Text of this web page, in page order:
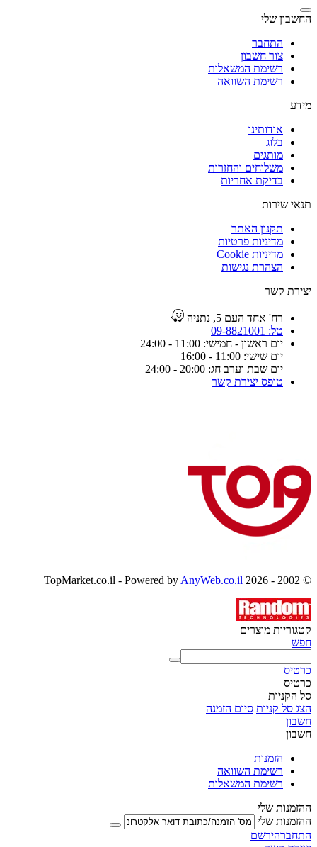
החשבון שלי
התחבר
צור חשבון
רשימת המשאלות
רשימת השוואה
מידע
אודותינו
בלוג
מותגים
משלוחים והחזרות
בדיקת אחריות
תנאי שירות
תקנון האתר
מדיניות פרטיות
מדיניות Cookie
הצהרת נגישות
יצירת קשר
רח' אחד העם 5, נתניה
טל: 09-8821001
יום ראשון - חמישי: 11:00 - 24:00
יום שישי: 11:00 - 16:00
יום שבת וערב חג: 20:00 - 24:00
טופס יצירת קשר
© 2002 - 2026 TopMarket.co.il - Powered by
AnyWeb.co.il
קטגוריות מוצרים
חפש
כרטיס
כרטיס
סל הקניות
הצג סל קניות סיום הזמנה
חשבון
חשבון
הזמנות
רשימת השוואה
רשימת המשאלות
ההזמנות שלי
ההזמנות שלי
התחברהירשם